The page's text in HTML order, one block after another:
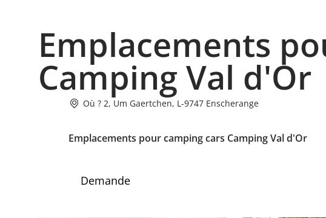
Emplacements
Camping Val d'Or
Où ? 2, Um Gaertchen, L-9747 Enscherange
Emplacements pour camping cars Camping Val d'Or
Demande